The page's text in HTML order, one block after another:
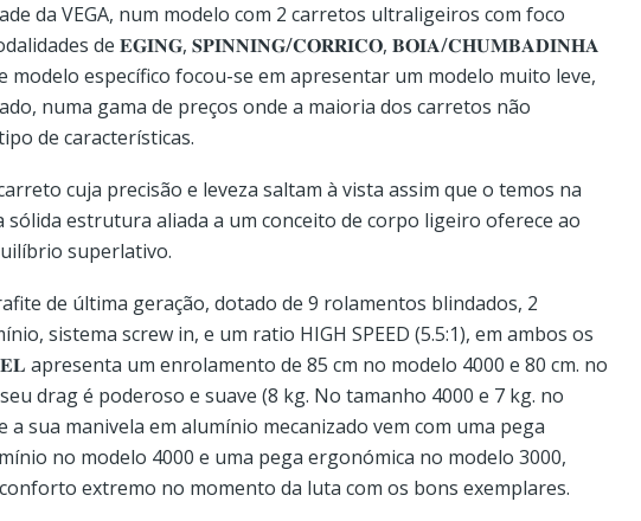
da VEGA, num modelo com 2 carretos ultraligeiros com foco
de 𝐄𝐆𝐈𝐍𝐆, 𝐒𝐏𝐈𝐍𝐍𝐈𝐍𝐆/𝐂𝐎𝐑𝐑𝐈𝐂𝐎, 𝐁𝐎𝐈𝐀/𝐂𝐇𝐔𝐌𝐁𝐀𝐃𝐈𝐍𝐇𝐀
modelo específico focou-se em apresentar um modelo muito leve,
numa gama de preços onde a maioria dos carretos não
de características.
cuja precisão e leveza saltam à vista assim que o temos na
sólida estrutura aliada a um conceito de corpo ligeiro oferece ao
superlativo.
de última geração, dotado de 9 rolamentos blindados, 2
sistema screw in, e um ratio HIGH SPEED (5.5:1), em ambos os
apresenta um enrolamento de 85 cm no modelo 4000 e 80 cm. no
drag é poderoso e suave (8 kg. No tamanho 4000 e 7 kg. no
a sua manivela em alumínio mecanizado vem com uma pega
no modelo 4000 e uma pega ergonómica no modelo 3000,
extremo no momento da luta com os bons exemplares.